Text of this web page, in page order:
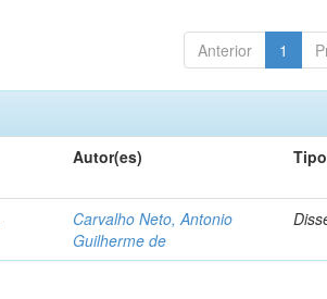
Anterior 1
Autor(es) Tipo
Carvalho Neto, Antonio
Guilherme de